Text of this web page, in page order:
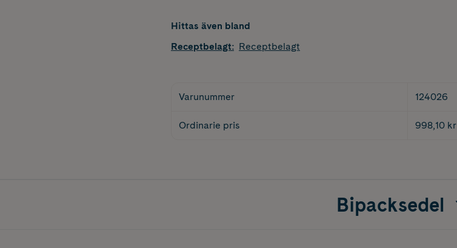
Hittas även bland
Receptbelagt: Receptbelagt
Varunummer 124026
Ordinarie pris 998,10 kr
Bipacksedel